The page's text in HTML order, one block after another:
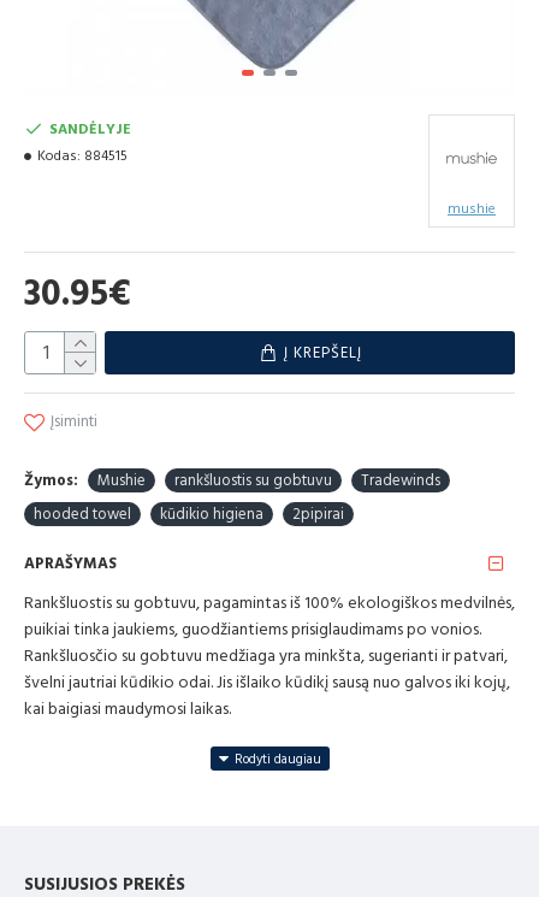
30.95€
SANDĖLYJE
Kodas: 884515
mushie
Į KREPŠELĮ
Įsiminti
Žymos: Mushie rankšluostis su gobtuvu
Tradewinds
hooded towel
kūdikio higiena 2pipirai
APRAŠYMAS
Rankšluostis su gobtuvu, pagamintas iš 100% ekologiškos medvilnės,
puikiai tinka jaukiems, guodžiantiems prisiglaudimams po vonios.
Rankšluosčio su gobtuvu medžiaga yra minkšta, sugerianti ir patvari,
švelni jautriai kūdikio odai. Jis išlaiko kūdikį sausą nuo galvos iki kojų,
kai baigiasi maudymosi laikas.
„Mushie Baby Hooded“ rankšluosčio priežiūros instrukcijos:
SUSIJUSIOS PREKĖS